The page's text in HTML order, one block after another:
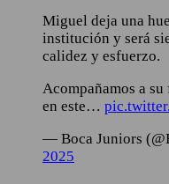
Miguel deja una
institución y será
calidez y esfuerzo.
Acompañamos a
en este…
— Boca Juniors
2025